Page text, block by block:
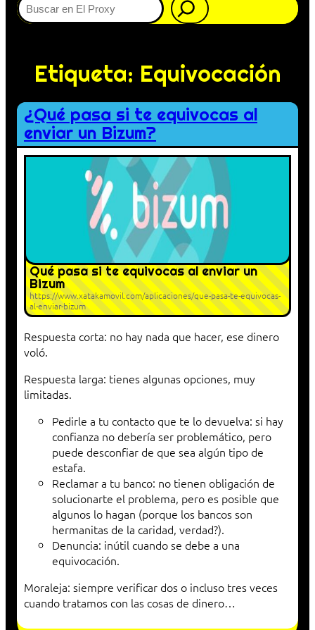
Etiqueta: Equivocación
¿Qué pasa si te equivocas al
enviar un Bizum?
Qué pasa si te equivocas al enviar un
Bizum
https://www.xatakamovil.com/aplicaciones/que-pasa-te-equivocas-
al-enviar-bizum
Respuesta corta: no hay nada que hacer, ese dinero
voló.
Respuesta larga: tienes algunas opciones, muy
limitadas.
Pedirle a tu contacto que te lo devuelva: si hay
confianza no debería ser problemático, pero
puede desconfiar de que sea algún tipo de
estafa.
Reclamar a tu banco: no tienen obligación de
solucionarte el problema, pero es posible que
algunos lo hagan (porque los bancos son
hermanitas de la caridad, verdad?).
Denuncia: inútil cuando se debe a una
equivocación.
Moraleja: siempre verificar dos o incluso tres veces
cuando tratamos con las cosas de dinero…